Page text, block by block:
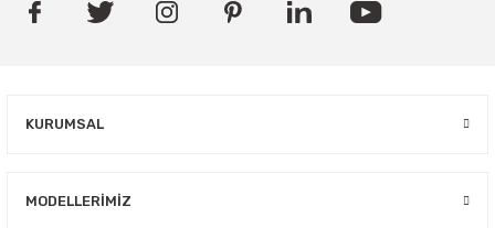
KURUMSAL
MODELLERIMIZ